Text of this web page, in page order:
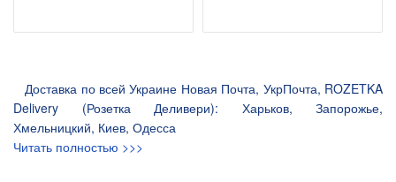
Доставка по всей Украине Новая Почта, УкрПочта, ROZETKA
Delivery (Розетка Деливери): Харьков, Запорожье,
Хмельницкий, Киев, Одесса
Читать полностью >>>